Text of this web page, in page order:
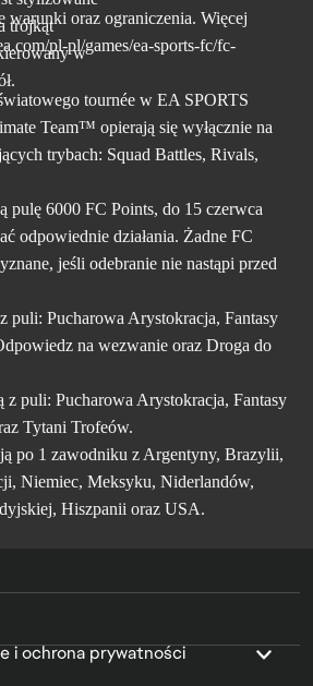
warunki oraz ograniczenia. Więcej
pl-pl/games/ea-sports-fc/fc-
tournée w EA SPORTS
Team™ opierają się wyłącznie na
trybach: Squad Battles, Rivals,
pulę 6000 FC Points, do 15 czerwca
odpowiednie działania. Żadne FC
jeśli odebranie nie nastąpi przed
puli: Pucharowa Arystokracja, Fantasy
na wezwanie oraz Droga do
z puli: Pucharowa Arystokracja, Fantasy
Tytani Trofeów.
po 1 zawodniku z Argentyny, Brazylii,
Niemiec, Meksyku, Niderlandów,
Hiszpanii oraz USA.
i ochrona prywatności